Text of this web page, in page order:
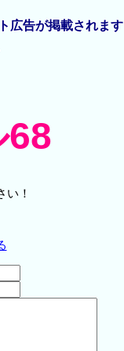
広告が掲載されます
68
い！